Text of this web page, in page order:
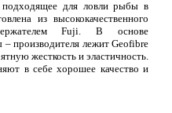
для ловли рыбы в
из высококачественного
Fuji. В основе
производителя лежит Geofibre
жесткость и эластичность.
в себе хорошее качество и